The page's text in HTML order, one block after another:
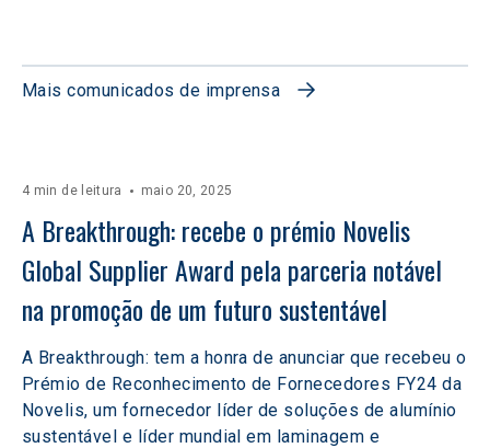
Mais comunicados de imprensa
4 min de leitura maio 20, 2025
A Breakthrough: recebe o prémio Novelis
Global Supplier Award pela parceria notável
na promoção de um futuro sustentável
A Breakthrough: tem a honra de anunciar que recebeu o
Prémio de Reconhecimento de Fornecedores FY24 da
Novelis, um fornecedor líder de soluções de alumínio
sustentável e líder mundial em laminagem e